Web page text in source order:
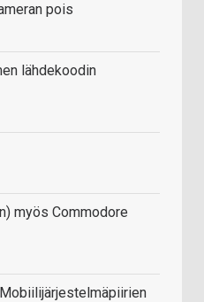
pois
lähdekoodin
myös Commodore